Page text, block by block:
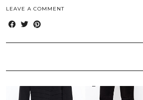
LEAVE A COMMENT